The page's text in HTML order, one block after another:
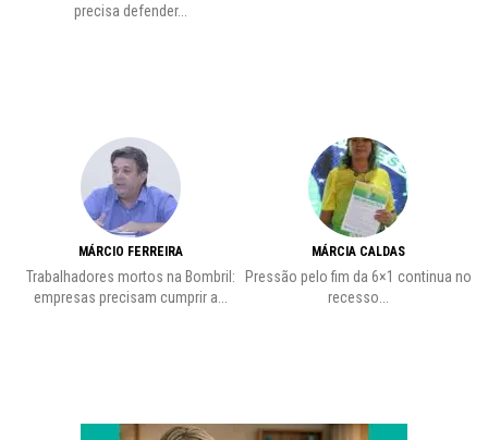
precisa defender...
MÁRCIO FERREIRA
Trabalhadores mortos na Bombril:
empresas precisam cumprir a...
MÁRCIA CALDAS
Pressão pelo fim da 6×1 continua no
recesso...